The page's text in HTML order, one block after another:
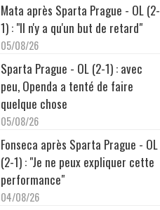
Mata après Sparta Prague - OL (2-
1) : "Il n'y a qu'un but de retard"
05/08/26
Sparta Prague - OL (2-1) : avec
peu, Openda a tenté de faire
quelque chose
05/08/26
Fonseca après Sparta Prague - OL
(2-1) : "Je ne peux expliquer cette
performance"
04/08/26